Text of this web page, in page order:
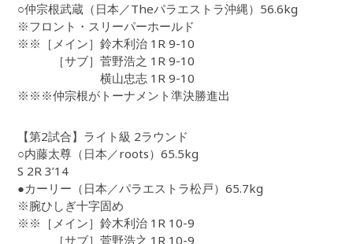
○仲宗根武蔵（日本／Theパラエストラ沖縄）56.6kg
※フロント・スリーパーホールド
※※［メイン］鈴木利治 1R 9-10
［サブ］菅野浩之 1R 9-10
横山忠志 1R 9-10
※※※仲宗根がトーナメント準決勝進出
【第2試合】ライト級 2ラウンド
○内藤太尊（日本／roots）65.5kg
S 2R 3’14
●カーリー（日本／パラエストラ松戸）65.7kg
※腕ひしぎ十字固め
※※［メイン］鈴木利治 1R 10-9
［サブ］菅野浩之 1R 10-9